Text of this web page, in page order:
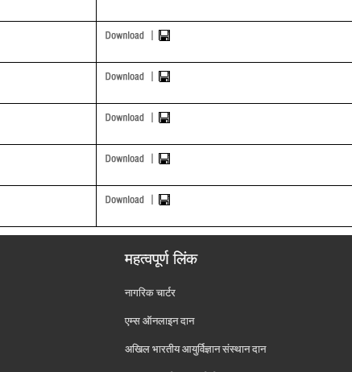
महत्वपूर्ण लिंक
नागरिक चार्टर
एम्स ऑनलाइन दान
अखिल भारतीय आयुर्विज्ञान संस्थान दान